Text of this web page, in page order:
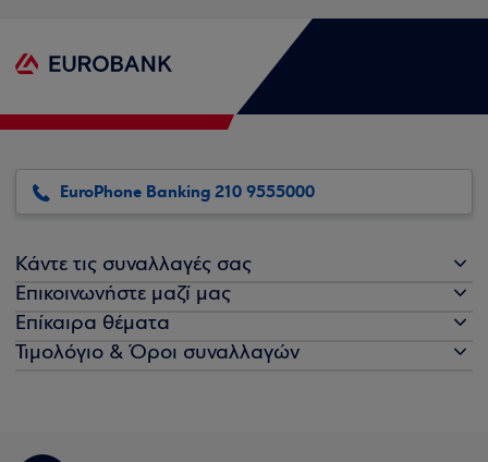
EuroPhone Banking 210 9555000
Κάντε τις συναλλαγές σας
Επικοινωνήστε μαζί μας
Επίκαιρα θέματα
Τιμολόγιο & Όροι συναλλαγών